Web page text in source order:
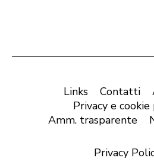
Links Contatti
Privacy e
Amm. trasparente
Privacy